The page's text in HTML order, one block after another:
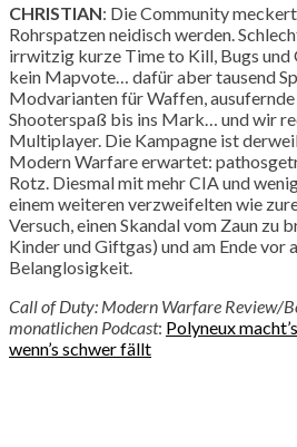
CHRISTIAN: Die Community
Rohrspatzen neidisch werden.
irrwitzig kurze Time to Kill, Bugs und
kein Mapvote… dafür aber tausend
Modvarianten für Waffen,
Shooterspaß bis ins Mark… und wir
Multiplayer. Die Kampagne ist
Modern Warfare erwartet:
Rotz. Diesmal mit mehr CIA und
einem weiteren verzweifelten wie
Versuch, einen Skandal vom Zaun zu
Kinder und Giftgas) und am Ende vor
Belanglosigkeit.
Call of Duty: Modern Warfare Review/
monatlichen Podcast: Polyneux
wenn’s schwer fällt